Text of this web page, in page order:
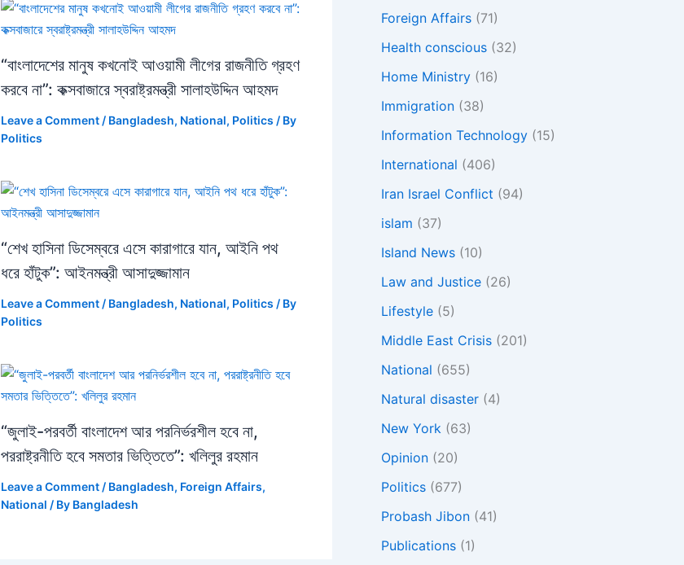
“বাংলাদেশের মানুষ কখনোই আওয়ামী লীগের রাজনীতি গ্রহণ
করবে না”: কক্সবাজারে স্বরাষ্ট্রমন্ত্রী সালাহউদ্দিন আহমদ
Leave a Comment / Bangladesh, National, Politics / By
Politics
“শেখ হাসিনা ডিসেম্বরে এসে কারাগারে যান, আইনি পথ
ধরে হাঁটুক”: আইনমন্ত্রী আসাদুজ্জামান
Leave a Comment / Bangladesh, National, Politics / By
Politics
“জুলাই-পরবর্তী বাংলাদেশ আর পরনির্ভরশীল হবে না,
পররাষ্ট্রনীতি হবে সমতার ভিত্তিতে”: খলিলুর রহমান
Leave a Comment / Bangladesh, Foreign Affairs,
National / By Bangladesh
Foreign Affairs (71)
Health conscious (32)
Home Ministry (16)
Immigration (38)
Information Technology (15)
International (406)
Iran Israel Conflict (94)
islam (37)
Island News (10)
Law and Justice (26)
Lifestyle (5)
Middle East Crisis (201)
National (655)
Natural disaster (4)
New York (63)
Opinion (20)
Politics (677)
Probash Jibon (41)
Publications (1)